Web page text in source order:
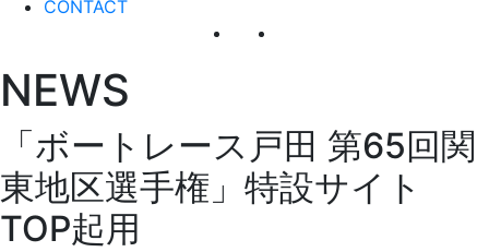
CONTACT
NEWS
「ボートレース戸田 第65回関
東地区選手権」特設サイト
TOP起用